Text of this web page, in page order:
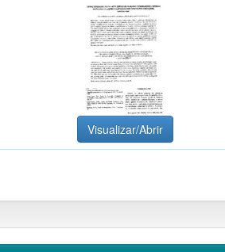
Visualizar/Abrir